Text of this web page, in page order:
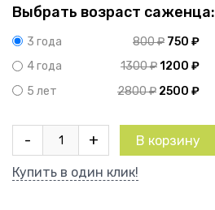
Выбрать возраст саженца:
3 года 800₽ 750 ₽
4 года
1300₽1200 ₽
5 лет
2800₽ 2500 ₽
-
Количество
Роза
+ В корзину
Купить в один клик!